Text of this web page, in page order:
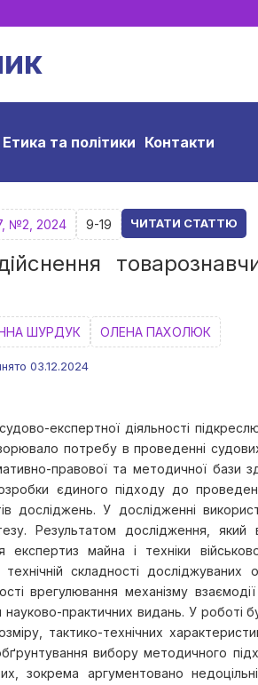
Етика та політики Контакти
№2, 2024 9-19 ЧИТАТИ СТАТТЮ
ШУРДУК ОЛЕНА ПАХОЛЮК
03.12.2024
експертної діяльності
потребу в проведенні
правової та методичної бази
єдиного підходу до
досліджень. У дослідженні
Результатом дослідження,
майна і техніки
складності
врегулювання механізму
практичних видань. У роботі
тактико-технічних
вибору методичного
зокрема аргументовано